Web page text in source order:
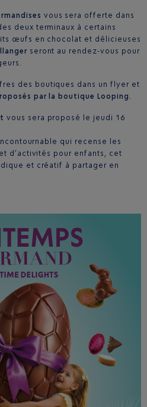
vous sera offerte dans
deux terminaux à certains
œufs en chocolat et délicieuses
seront au rendez-vous pour
des boutiques dans un flyer et
par la boutique Looping.
vous sera proposé le jeudi 16
qui recense les
d’activités pour enfants, cet
et créatif à partager en